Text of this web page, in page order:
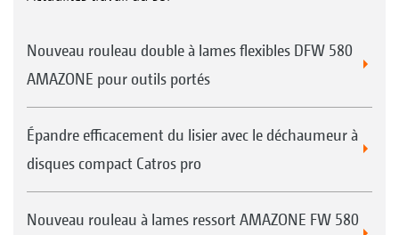
Nouveau rouleau double à lames flexibles DFW 580
AMAZONE pour outils portés
Épandre efficacement du lisier avec le déchaumeur à
disques compact Catros pro
Nouveau rouleau à lames ressort AMAZONE FW 580